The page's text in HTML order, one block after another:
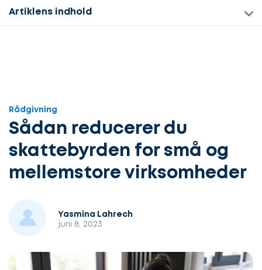
Artiklens indhold
Rådgivning
Sådan reducerer du
skattebyrden for små og
mellemstore virksomheder
Yasmina Lahrech
juni 8, 2023